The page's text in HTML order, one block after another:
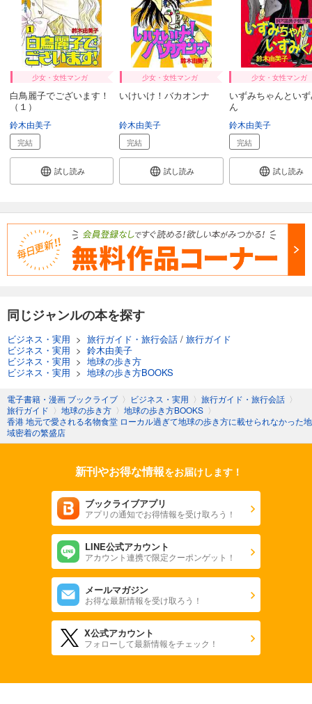
少女・女性マンガ
白鳥麗子でございます！
（１）
鈴木由美子
完結
試し読み
少女・女性マンガ
いけいけ！バカオンナ
鈴木由美子
完結
試し読み
少女・女性マンガ
いずみちゃんとい
ん
鈴木由美子
完結
試し読み
同じジャンルの本を探す
ビジネス・実用 > 旅行ガイド・旅行会話 / 旅行ガイド
ビジネス・実用 > 鈴木由美子
ビジネス・実用 > 地球の歩き方
ビジネス・実用 > 地球の歩き方BOOKS
電子書籍・漫画 ブックライブ 〉 ビジネス・実用 〉 旅行ガイド・旅行会話 〉
旅行ガイド 〉 地球の歩き方 〉 地球の歩き方BOOKS 〉
香港 地元で愛される名物食堂 ローカル過ぎて地球の歩き方に載せられなかった地
域密着の繁盛店
新刊やお得な情報をお届けします！
ブックライブアプリ
アプリの通知でお得情報を受け取ろう！
LINE公式アカウント
アカウント連携で限定クーポンゲット！
メールマガジン
お得な最新情報を受け取ろう！
X公式アカウント
フォローして最新情報をチェック！